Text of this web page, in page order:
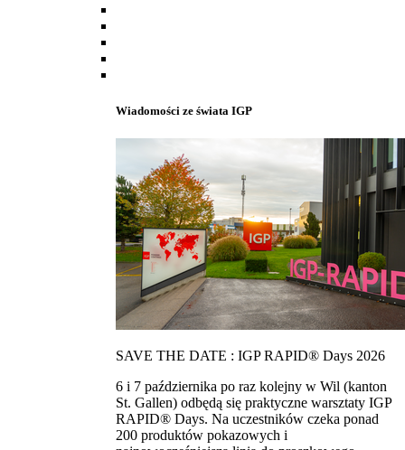
Wiadomości ze świata IGP
SAVE THE DATE : IGP RAPID® Days 2026
6 i 7 października po raz kolejny w Wil (kanton
St. Gallen) odbędą się praktyczne warsztaty IGP
RAPID® Days. Na uczestników czeka ponad
200 produktów pokazowych i